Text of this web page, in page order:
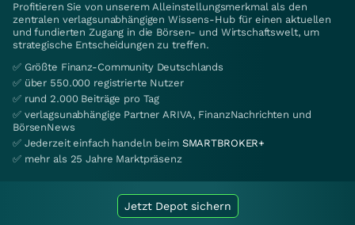
Profitieren Sie von unserem Alleinstellungsmerkmal als den
zentralen verlagsunabhängigen Wissens-Hub für einen aktuellen
und fundierten Zugang in die Börsen- und Wirtschaftswelt, um
strategische Entscheidungen zu treffen.
✅ Größte Finanz-Community Deutschlands
✅ über 550.000 registrierte Nutzer
✅ rund 2.000 Beiträge pro Tag
✅ verlagsunabhängige Partner ARIVA, FinanzNachrichten und
BörsenNews
✅ Jederzeit einfach handeln beim SMARTBROKER+
✅ mehr als 25 Jahre Marktpräsenz
Jetzt Depot sichern